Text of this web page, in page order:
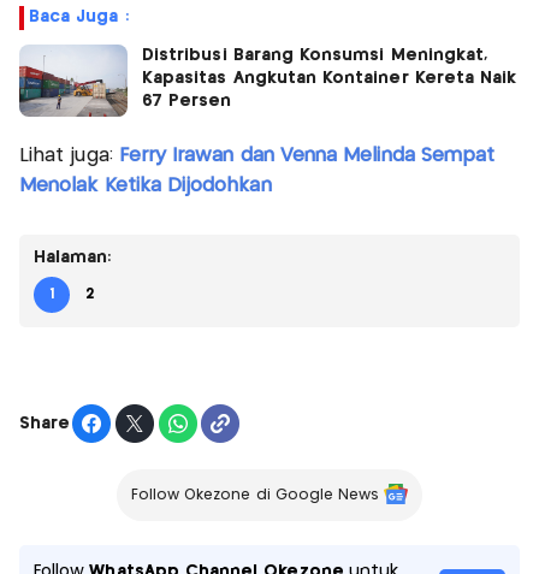
Baca Juga :
Distribusi Barang Konsumsi Meningkat,
Kapasitas Angkutan Kontainer Kereta Naik
67 Persen
Lihat juga: Ferry Irawan dan Venna Melinda Sempat
Menolak Ketika Dijodohkan
Halaman:
1 2
Share
Follow Okezone di Google News